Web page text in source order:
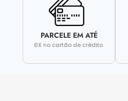
PARCELE EM ATÉ
6X no cartão de crédito.